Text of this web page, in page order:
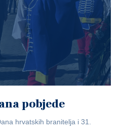
pobjede
hrvatskih branitelja i 31.